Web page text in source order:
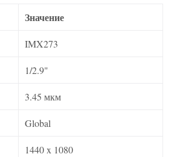
Значение
IMX273
1/2.9"
3.45 мкм
Global
1440 x 1080